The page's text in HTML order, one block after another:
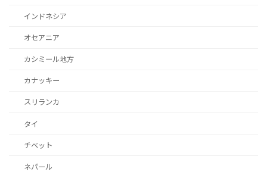
インドネシア
オセアニア
カシミール地方
カナッキー
スリランカ
タイ
チベット
ネパール